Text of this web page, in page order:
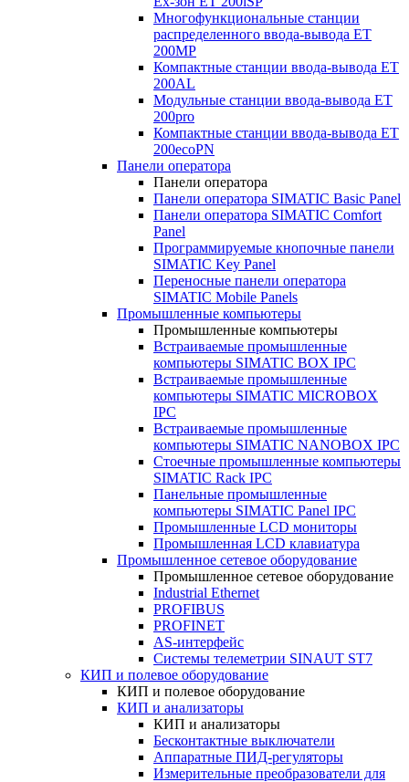
Многофункциональные станции
распределенного ввода-вывода ET
200MP
Компактные станции ввода-вывода ET
200AL
Модульные станции ввода-вывода ET
200pro
Компактные станции ввода-вывода ET
200ecoPN
Панели оператора
Панели оператора
Панели оператора SIMATIC Basic Panel
Панели оператора SIMATIC Comfort
Panel
Программируемые кнопочные панели
SIMATIC Key Panel
Переносные панели оператора
SIMATIC Mobile Panels
Промышленные компьютеры
Промышленные компьютеры
Встраиваемые промышленные
компьютеры SIMATIC BOX IPC
Встраиваемые промышленные
компьютеры SIMATIC MICROBOX
IPC
Встраиваемые промышленные
компьютеры SIMATIC NANOBOX IPC
Стоечные промышленные компьютеры
SIMATIC Rack IPC
Панельные промышленные
компьютеры SIMATIC Panel IPC
Промышленные LCD мониторы
Промышленная LCD клавиатура
Промышленное сетевое оборудование
Промышленное сетевое оборудование
Industrial Ethernet
PROFIBUS
PROFINET
AS-интерфейс
Системы телеметрии SINAUT ST7
КИП и полевое оборудование
КИП и полевое оборудование
КИП и анализаторы
КИП и анализаторы
Бесконтактные выключатели
Аппаратные ПИД-регуляторы
Измерительные преобразователи для